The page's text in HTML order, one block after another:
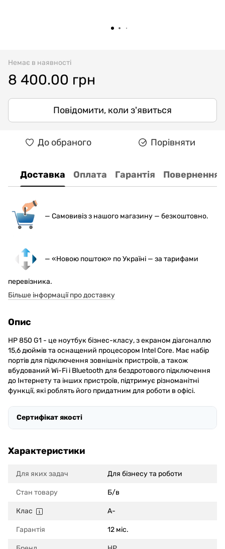
Немає в наявності
8 400.00 грн
Повідомити, коли з'явиться
До обраного Порівняти
Доставка Оплата Гарантія Повернення
— Самовивіз з нашого магазину — безкоштовно.
— «Новою поштою» по Україні — за тарифами
перевізника.
Більше інформації про доставку
Опис
HP 850 G1 - це ноутбук бізнес-класу, з екраном діагоналлю
15,6 дюймів та оснащений процесором Intel Core. Має набір
портів для підключення зовнішніх пристроїв, а також
вбудований Wi-Fi і Bluetooth для бездротового підключення
до Інтернету та інших пристроїв, підтримує різноманітні
функції, які роблять його придатним для роботи в офісі.
Сертифікат якості
Характеристики
Для яких задач Для бізнесу та роботи
Стан товару Б/в
Клас A-
Гарантія 12 міс.